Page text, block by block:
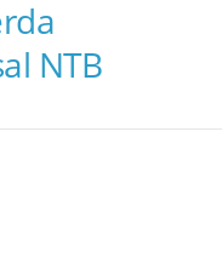
NTB